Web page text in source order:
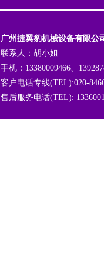
广州捷翼豹机械设备有限公
联系人：胡小姐
手机：13380009466、
客户电话专线(TEL):020-
售后服务电话(TEL):